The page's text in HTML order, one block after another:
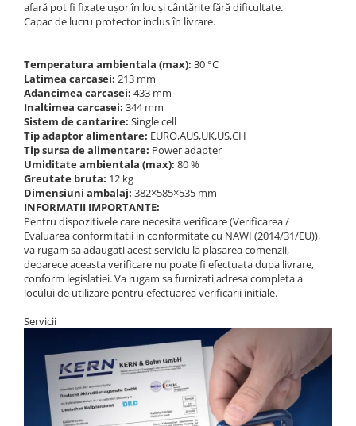
afară pot fi fixate ușor în loc și cântărite fără dificultate.
Capac de lucru protector inclus în livrare.
Temperatura ambientala (max): 30 °C
Latimea carcasei: 213 mm
Adancimea carcasei: 433 mm
Inaltimea carcasei: 344 mm
Sistem de cantarire: Single cell
Tip adaptor alimentare: EURO,AUS,UK,US,CH
Tip sursa de alimentare: Power adapter
Umiditate ambientala (max): 80 %
Greutate bruta: 12 kg
Dimensiuni ambalaj: 382×585×535 mm
INFORMATII IMPORTANTE:
Pentru dispozitivele care necesita verificare (Verificarea /
Evaluarea conformitatii in conformitate cu NAWI (2014/31/EU)),
va rugam sa adaugati acest serviciu la plasarea comenzii,
deoarece aceasta verificare nu poate fi efectuata dupa livrare,
conform legislatiei. Va rugam sa furnizati adresa completa a
locului de utilizare pentru efectuarea verificarii initiale.
Servicii